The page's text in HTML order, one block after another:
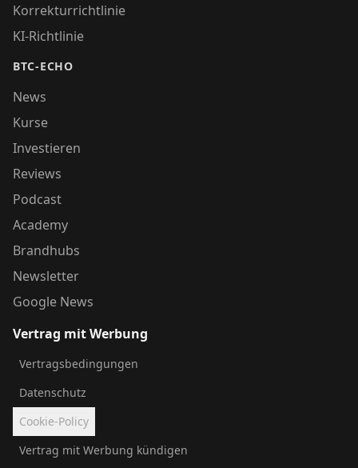
Korrekturrichtlinie
KI-Richtlinie
BTC-ECHO
News
Kurse
Investieren
Reviews
Podcast
Academy
Brandhubs
Newsletter
Google News
Vertrag mit Werbung
Vertragsbedingungen
Datenschutz
Cookie-Policy
Vertrag mit Werbung kündigen